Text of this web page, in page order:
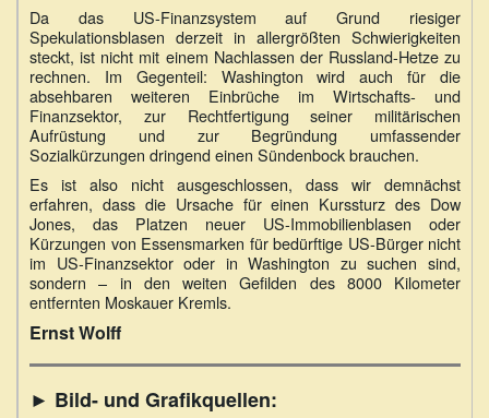
Da das US-Finanzsystem auf Grund riesiger
Spekulationsblasen derzeit in allergrößten Schwierigkeiten
steckt, ist nicht mit einem Nachlassen der Russland-Hetze zu
rechnen. Im Gegenteil: Washington wird auch für die
absehbaren weiteren Einbrüche im Wirtschafts- und
Finanzsektor, zur Rechtfertigung seiner militärischen
Aufrüstung und zur Begründung umfassender
Sozialkürzungen dringend einen Sündenbock brauchen.
Es ist also nicht ausgeschlossen, dass wir demnächst
erfahren, dass die Ursache für einen Kurssturz des Dow
Jones, das Platzen neuer US-Immobilienblasen oder
Kürzungen von Essensmarken für bedürftige US-Bürger nicht
im US-Finanzsektor oder in Washington zu suchen sind,
sondern – in den weiten Gefilden des 8000 Kilometer
entfernten Moskauer Kremls.
Ernst Wolff
► Bild- und Grafikquellen: